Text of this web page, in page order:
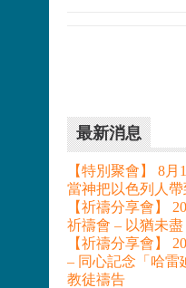
最新消息
【特別聚會】 8
當神把以色列人
【祈禱分享會】
祈禱會 – 以猶未
【祈禱分享會】
– 同心記念「哈雷
教徒禱告